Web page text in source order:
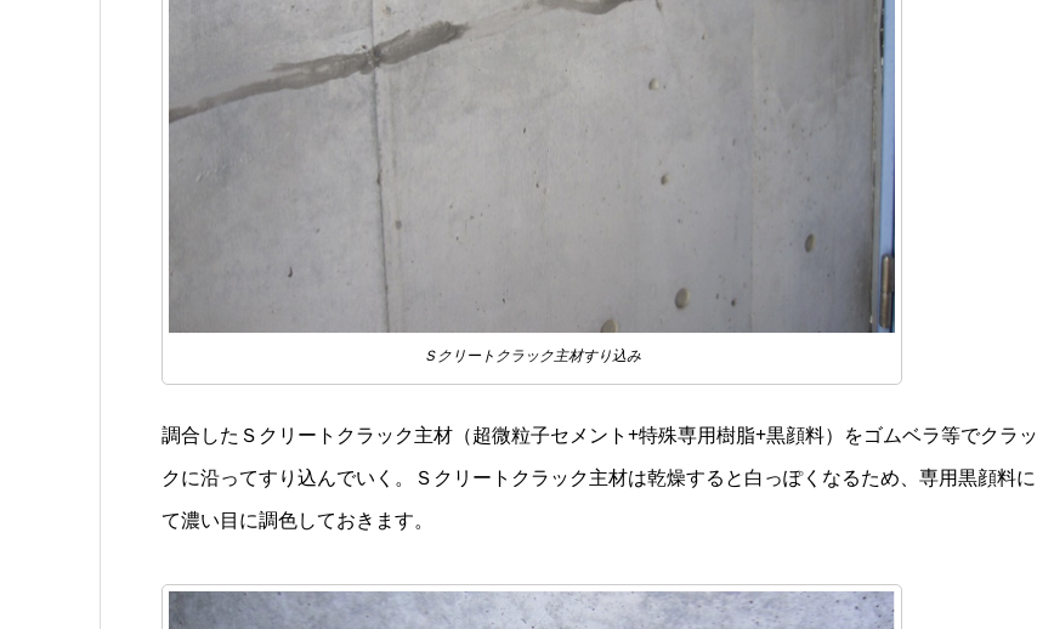
Ｓクリートクラック主材すり込み
調合したＳクリートクラック主材（超微粒子セメント+特殊専用樹脂+黒顔料）をゴムベラ等でクラッ
クに沿ってすり込んでいく。Ｓクリートクラック主材は乾燥すると白っぽくなるため、専用黒顔料に
て濃い目に調色しておきます。